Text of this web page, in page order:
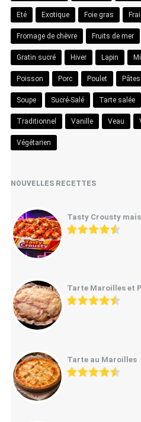
Eté Exotique Foie gras
Fromage de chèvre Fruits de mer
Gratin sucré Hiver Lapin
Poisson Porc Poulet Pâtes
Soupe Sucré-Salé Tarte salée
Traditionnel Vanille Veau
Végétarien
NOUVELLES RECETTES
Tasty Crousty
Tarte Maroilles et
Tarte au Maroilles